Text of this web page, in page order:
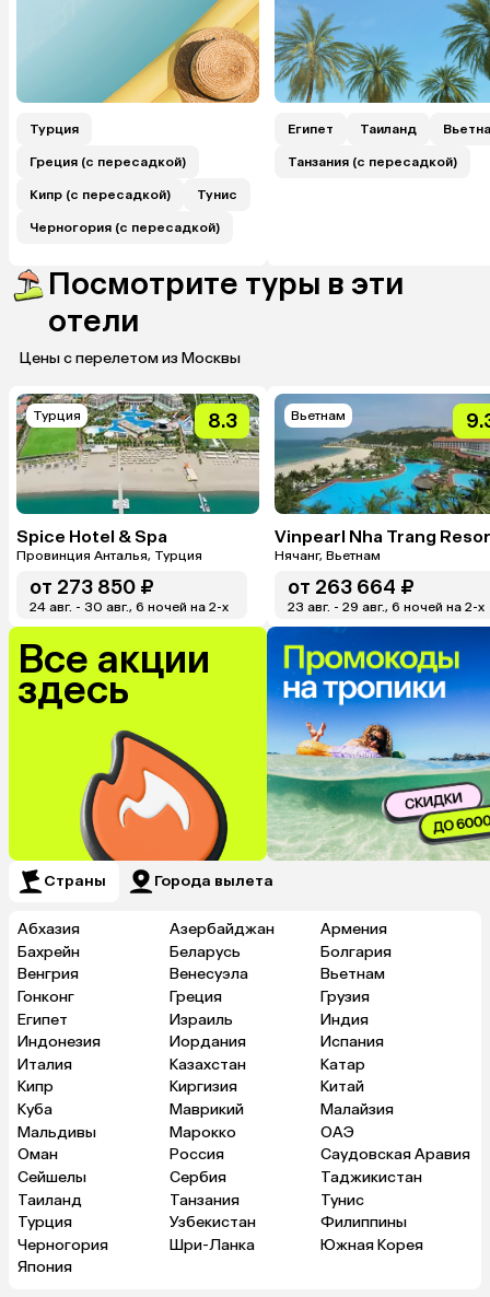
Турция
Греция (с пересадкой)
Кипр (с пересадкой) Тунис
Черногория (с пересадкой)
Египет Таиланд
Танзания (с пересадкой)
Посмотрите туры в эти
отели
Цены с перелетом из Москвы
Турция 8.3
Spice Hotel & Spa
Провинция Анталья, Турция
от 273 850 ₽
24 авг. - 30 авг., 6 ночей на 2-x
Вьетнам
Vinpearl Nha Trang
Нячанг, Вьетнам
от 263 664 ₽
23 авг. - 29 авг., 6 ночей на 2-x
Все акции
здесь
Страны Города вылета
Абхазия Азербайджан
Армения
Бахрейн
Беларусь
Болгария
Венгрия
Венесуэла
Вьетнам
Гонконг
Греция
Грузия
Египет
Израиль
Индия
Индонезия
Иордания
Испания
Италия
Казахстан
Катар
Кипр
Киргизия
Китай
Куба
Маврикий
Малайзия
Мальдивы
Марокко
ОАЭ
Оман
Россия
Саудовская Аравия
Сейшелы
Сербия
Таджикистан
Таиланд
Танзания
Тунис
Турция
Узбекистан
Филиппины
Черногория
Шри-Ланка
Южная Корея
Япония